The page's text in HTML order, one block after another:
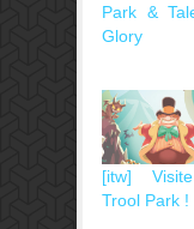
Park &
Glory
[itw]
Trool Park !